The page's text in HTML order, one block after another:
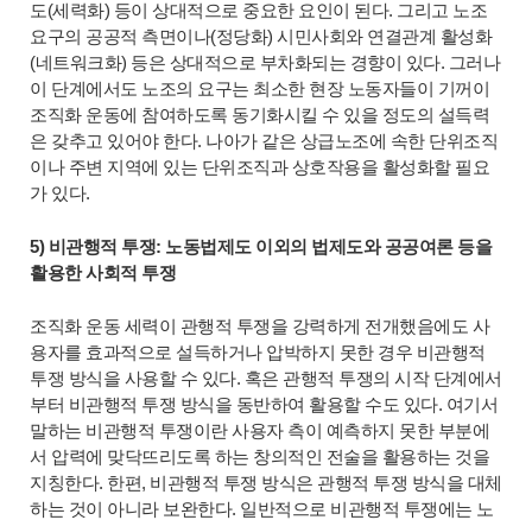
도(세력화) 등이 상대적으로 중요한 요인이 된다. 그리고 노조
요구의 공공적 측면이나(정당화) 시민사회와 연결관계 활성화
(네트워크화) 등은 상대적으로 부차화되는 경향이 있다. 그러나
이 단계에서도 노조의 요구는 최소한 현장 노동자들이 기꺼이
조직화 운동에 참여하도록 동기화시킬 수 있을 정도의 설득력
은 갖추고 있어야 한다. 나아가 같은 상급노조에 속한 단위조직
이나 주변 지역에 있는 단위조직과 상호작용을 활성화할 필요
가 있다.
5) 비관행적 투쟁: 노동법제도 이외의 법제도와 공공여론 등을
활용한 사회적 투쟁
조직화 운동 세력이 관행적 투쟁을 강력하게 전개했음에도 사
용자를 효과적으로 설득하거나 압박하지 못한 경우 비관행적
투쟁 방식을 사용할 수 있다. 혹은 관행적 투쟁의 시작 단계에서
부터 비관행적 투쟁 방식을 동반하여 활용할 수도 있다. 여기서
말하는 비관행적 투쟁이란 사용자 측이 예측하지 못한 부분에
서 압력에 맞닥뜨리도록 하는 창의적인 전술을 활용하는 것을
지칭한다. 한편, 비관행적 투쟁 방식은 관행적 투쟁 방식을 대체
하는 것이 아니라 보완한다. 일반적으로 비관행적 투쟁에는 노